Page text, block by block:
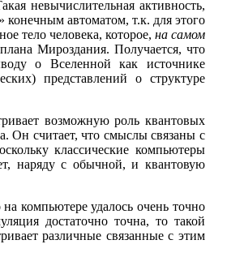
невычислительная активность,
автоматом, т.к. для этого
тело человека, которое, на самом
Мироздания. Получается, что
о Вселенной как источнике
представлений о структуре
возможную роль квантовых
Он считает, что смыслы связаны с
классические компьютеры
наряду с обычной, и квантовую
компьютере удалось очень точно
достаточно точна, то такой
различные связанные с этим